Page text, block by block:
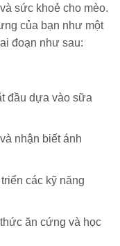
sức khoẻ cho mèo.
của bạn như một
đoạn như sau:
đầu dựa vào sữa
nhận biết ánh
các kỹ năng
ăn cứng và học